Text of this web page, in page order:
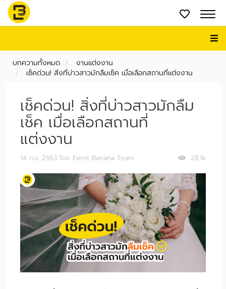
บทความทั้งหมด
งานแต่งงาน
เช็คด่วน! สิ่งที่บ่าวสาวมักลืมเช็ค เมื่อเลือกสถานที่แต่งงาน
เช็คด่วน! สิ่งที่บ่าวสาวมักลืม
เช็ค เมื่อเลือกสถานที่
แต่งงาน
28.1k
14 ก.ย. 2563 โดย Event Banana Team